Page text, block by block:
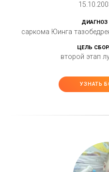
ДИАГНОЗ
саркома Юинга
ЦЕЛЬ
второй этап
УЗНАТЬ